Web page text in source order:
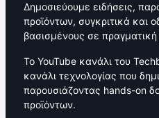
Δημοσιεύουμε ειδήσεις,
προϊόντων, συγκριτικά και
βασισμένους σε πραγματική
Το YouTube κανάλι του
κανάλι τεχνολογίας που
παρουσιάζοντας hands-on
προϊόντων.